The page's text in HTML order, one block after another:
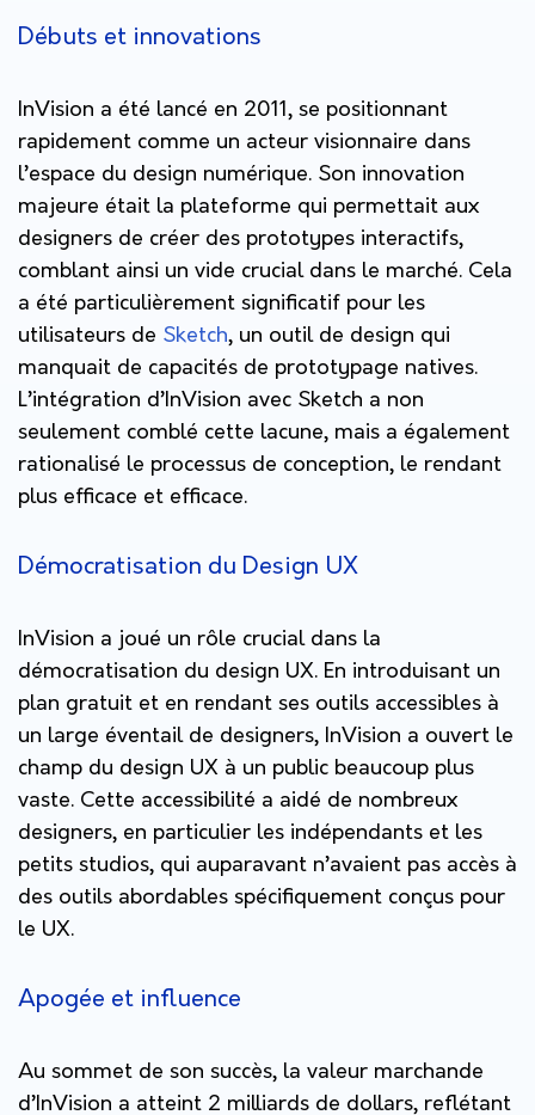
Débuts et innovations
InVision a été lancé en 2011, se positionnant
rapidement comme un acteur visionnaire dans
l’espace du design numérique. Son innovation
majeure était la plateforme qui permettait aux
designers de créer des prototypes interactifs,
comblant ainsi un vide crucial dans le marché. Cela
a été particulièrement significatif pour les
utilisateurs de Sketch, un outil de design qui
manquait de capacités de prototypage natives.
L’intégration d’InVision avec Sketch a non
seulement comblé cette lacune, mais a également
rationalisé le processus de conception, le rendant
plus efficace et efficace​​.
Démocratisation du Design UX
InVision a joué un rôle crucial dans la
démocratisation du design UX. En introduisant un
plan gratuit et en rendant ses outils accessibles à
un large éventail de designers, InVision a ouvert le
champ du design UX à un public beaucoup plus
vaste. Cette accessibilité a aidé de nombreux
designers, en particulier les indépendants et les
petits studios, qui auparavant n’avaient pas accès à
des outils abordables spécifiquement conçus pour
le UX.
Apogée et influence
Au sommet de son succès, la valeur marchande
d’InVision a atteint 2 milliards de dollars, reflétant